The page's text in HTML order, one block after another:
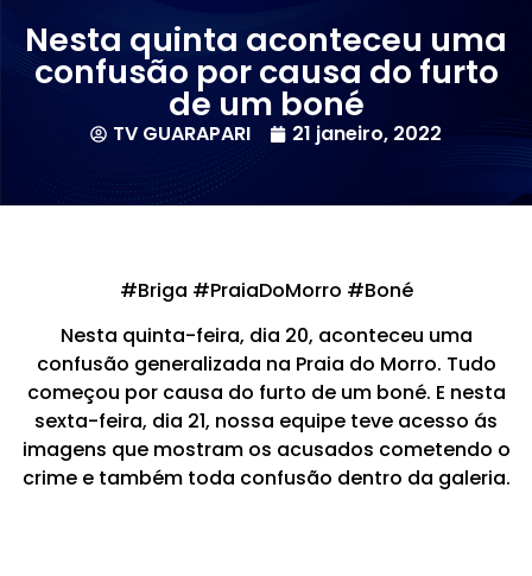
Nesta quinta aconteceu uma
confusão por causa do furto
de um boné
TV GUARAPARI 21 janeiro, 2022
#Briga #PraiaDoMorro #Boné
Nesta quinta-feira, dia 20, aconteceu uma
confusão generalizada na Praia do Morro. Tudo
começou por causa do furto de um boné. E nesta
sexta-feira, dia 21, nossa equipe teve acesso ás
imagens que mostram os acusados cometendo o
crime e também toda confusão dentro da galeria.